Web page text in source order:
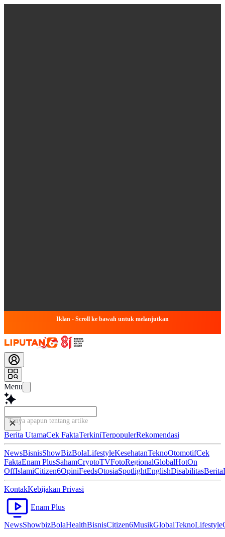
Iklan - Scroll ke bawah untuk melanjutkan
Menu
Tanya apapun tentang artikel ini...
Berita UtamaCek FaktaTerkiniTerpopulerRekomendasi
NewsBisnisShowBizBolaLifestyleKesehatanTeknoOtomotifCek
FaktaEnam PlusSahamCryptoTVFotoRegionalGlobalHotOn
OffIslamiCitizen6OpiniFeedsOtosiaSpotlightEnglishDisabilitasBerita
KontakKebijakan Privasi
Enam Plus
NewsShowbizBolaHealthBisnisCitizen6MusikGlobalTeknoLifestyle